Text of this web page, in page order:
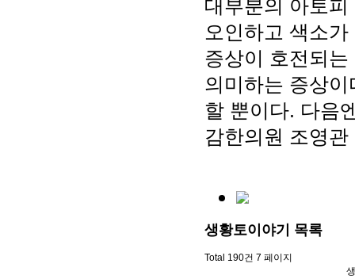
대부분의 아토
오인하고 색소
증상이 호전되
의미하는 증상
할 뿐이다. 다음
감한의원 조영관
생황토이야기 목록
Total 190건 7 페이지